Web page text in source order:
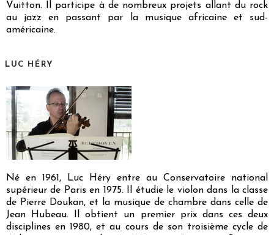
Vuitton. Il participe à de nombreux projets allant du rock
au jazz en passant par la musique africaine et sud-
américaine.
LUC HÉRY
Né en 1961, Luc Héry entre au Conservatoire national
supérieur de Paris en 1975. Il étudie le violon dans la classe
de Pierre Doukan, et la musique de chambre dans celle de
Jean Hubeau. Il obtient un premier prix dans ces deux
disciplines en 1980, et au cours de son troisième cycle de